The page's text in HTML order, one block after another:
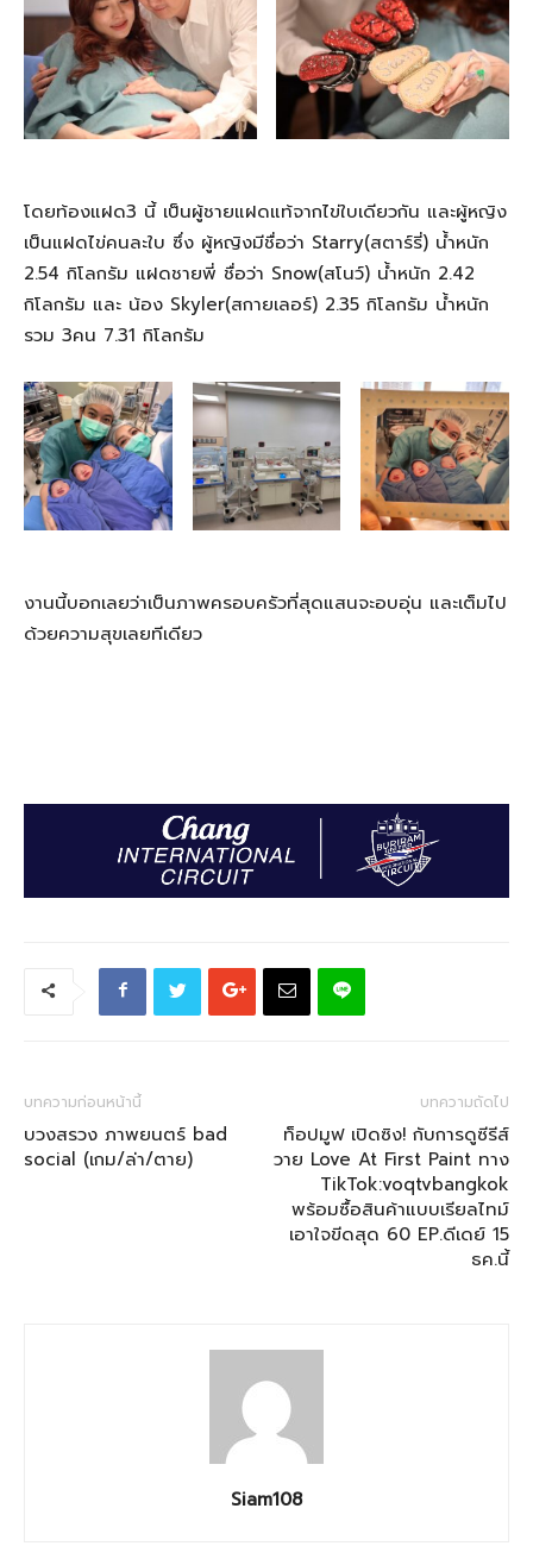
โดยท้องแฝด3 นี้ เป็นผู้ชายแฝดแท้จากไข่ใบเดียวกัน และผู้หญิง
เป็นแฝดไข่คนละใบ ซึ่ง ผู้หญิงมีชื่อว่า Starry(สตาร์รี่) น้ำหนัก
2.54 กิโลกรัม แฝดชายพี่ ชื่อว่า Snow(สโนว์) น้ำหนัก 2.42
กิโลกรัม และ น้อง Skyler(สกายเลอร์) 2.35 กิโลกรัม น้ำหนัก
รวม 3คน 7.31 กิโลกรัม
งานนี้บอกเลยว่าเป็นภาพครอบครัวที่สุดแสนจะอบอุ่น และเต็มไป
ด้วยความสุขเลยทีเดียว
บทความก่อนหน้านี้
บวงสรวง ภาพยนตร์ bad
social (เกม/ล่า/ตาย)
บทความถัดไป
ท็อปมูฟ เปิดซิง! กับการดูซีรีส์
วาย Love At First Paint ทาง
TikTok:voqtvbangkok
พร้อมซื้อสินค้าแบบเรียลไทม์
เอาใจขีดสุด 60 EP.ดีเดย์ 15
ธค.นี้
Siam108